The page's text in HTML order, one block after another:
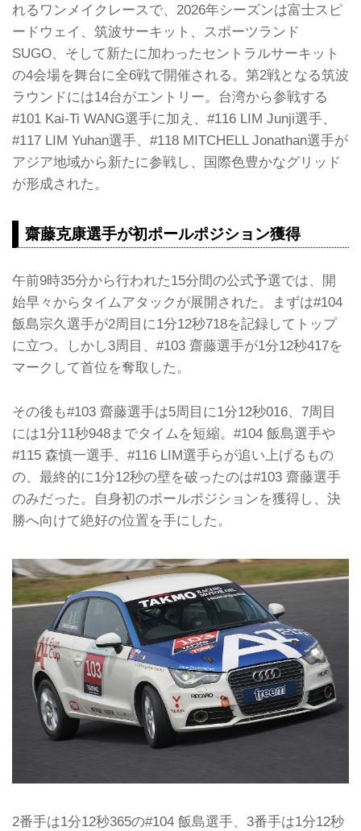
れるワンメイクレースで、2026年シーズンは富士スピ
ードウェイ、筑波サーキット、スポーツランド
SUGO、そして新たに加わったセントラルサーキット
の4会場を舞台に全6戦で開催される。第2戦となる筑波
ラウンドには14台がエントリー。台湾から参戦する
#101 Kai-Ti WANG選手に加え、#116 LIM Junji選手、
#117 LIM Yuhan選手、#118 MITCHELL Jonathan選手が
アジア地域から新たに参戦し、国際色豊かなグリッド
が形成された。
齋藤克康選手が初ポールポジション獲得
午前9時35分から行われた15分間の公式予選では、開
始早々からタイムアタックが展開された。まずは#104
飯島宗久選手が2周目に1分12秒718を記録してトップ
に立つ。しかし3周目、#103 齋藤選手が1分12秒417を
マークして首位を奪取した。
その後も#103 齋藤選手は5周目に1分12秒016、7周目
には1分11秒948までタイムを短縮。#104 飯島選手や
#115 森慎一選手、#116 LIM選手らが追い上げるもの
の、最終的に1分12秒の壁を破ったのは#103 齋藤選手
のみだった。自身初のポールポジションを獲得し、決
勝へ向けて絶好の位置を手にした。
2番手は1分12秒365の#104 飯島選手、3番手は1分12秒